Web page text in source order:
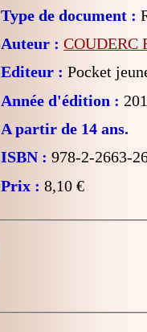
Type de document :
Auteur : COUDERC
Editeur : Pocket
Année d'édition :
A partir de 14 ans.
ISBN : 978-2-2663-
Prix : 8,10 €